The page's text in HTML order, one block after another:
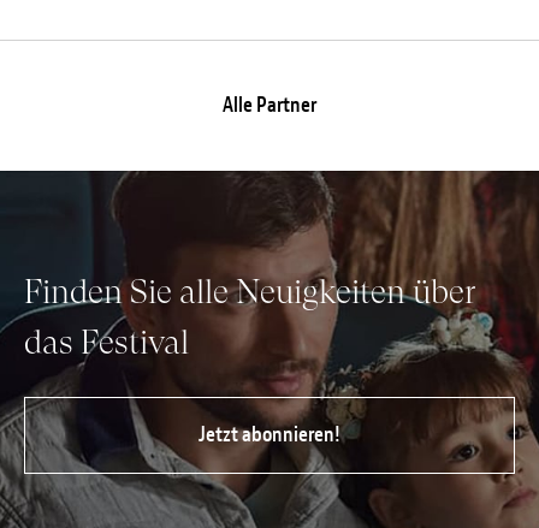
Alle Partner
Finden Sie alle Neuigkeiten über
das Festival
Jetzt abonnieren!